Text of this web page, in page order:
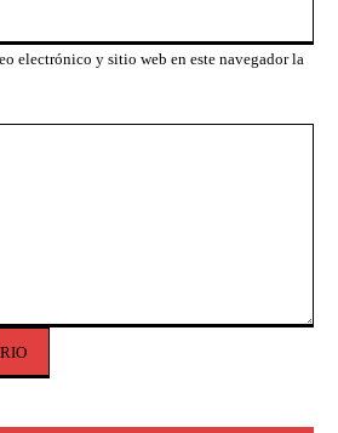
electrónico y sitio web en este navegador la